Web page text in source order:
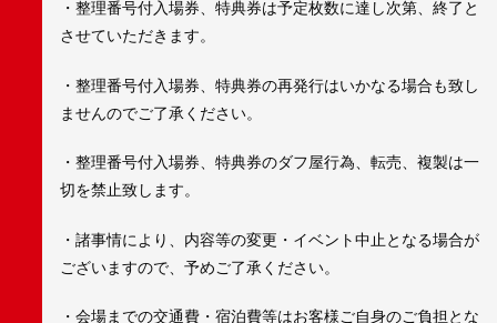
・整理番号付入場券、特典券は予定枚数に達し次第、終了と
させていただきます。
・整理番号付入場券、特典券の再発行はいかなる場合も致し
ませんのでご了承ください。
・整理番号付入場券、特典券のダフ屋行為、転売、複製は一
切を禁止致します。
・諸事情により、内容等の変更・イベント中止となる場合が
ございますので、予めご了承ください。
・会場までの交通費・宿泊費等はお客様ご自身のご負担とな